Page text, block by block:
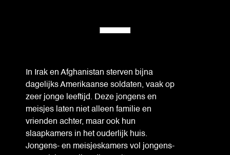
In Irak en Afghanistan sterven bijna
dagelijks Amerikaanse soldaten, vaak op
zeer jonge leeftijd. Deze jongens en
meisjes laten niet alleen familie en
vrienden achter, maar ook hun
slaapkamers in het ouderlijk huis.
Jongens- en meisjeskamers vol jongens-